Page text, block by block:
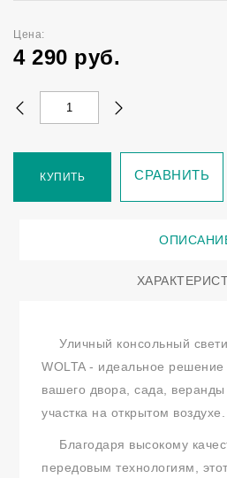
Цена:
4 290 руб.
КУПИТЬ СРАВНИТЬ
Уличный консольный
WOLTA - идеальное
вашего двора, сада, веранды
участка на открытом воздухе.
Благодаря высокому
передовым технологиям,